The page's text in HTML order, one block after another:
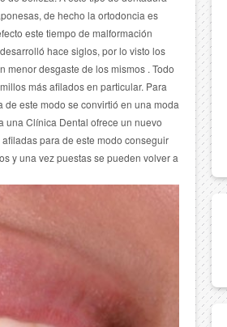
de hecho la ortodoncia es
este tiempo de malformación
hace siglos, por lo visto los
desgaste de los mismos . Todo
más afilados en particular. Para
este modo se convirtió en una moda
una Clínica Dental ofrece un nuevo
para de este modo conseguir
y una vez puestas se pueden volver a